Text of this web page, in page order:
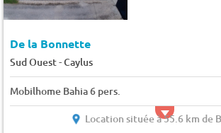
De la Bonnette
Sud Ouest-Caylus
Mobilhome Bahia 6 pers.
Location située à 55.6 km de